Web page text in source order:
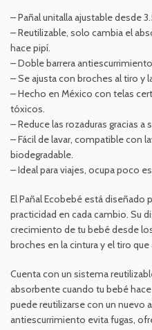
– Pañal unitalla ajustable desde
– Reutilizable, solo cambia el
hace pipí.
– Doble barrera
– Se ajusta con broches al tiro y
– Hecho en México con telas
tóxicos.
– Reduce las rozaduras gracias a
– Fácil de lavar, compatible con
biodegradable.
– Ideal para viajes, ocupa poco
El Pañal Ecobebé está diseñado
practicidad en cada cambio. Su
crecimiento de tu bebé desde
broches en la cintura y el tiro
Cuenta con un sistema
absorbente cuando tu bebé
puede reutilizarse con un nuevo
antiescurrimiento evita fugas,